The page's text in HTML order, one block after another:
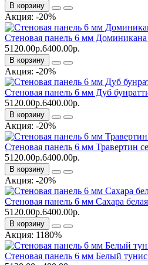
В корзину
Акция: -20%
Стеновая панель 6 мм
5120.00р.6400.00р.
В корзину
Акция: -20%
Стеновая панель 6 мм Дуб
5120.00р.6400.00р.
В корзину
Акция: -20%
Стеновая панель 6 мм Травертин
5120.00р.6400.00р.
В корзину
Акция: -20%
Стеновая панель 6 мм Сахара
5120.00р.6400.00р.
В корзину
Акция: 1180%
Стеновая панель 6 мм Белый